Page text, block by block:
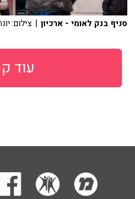
סניף בנק לאומי - ארכיון | צילום:
עוד